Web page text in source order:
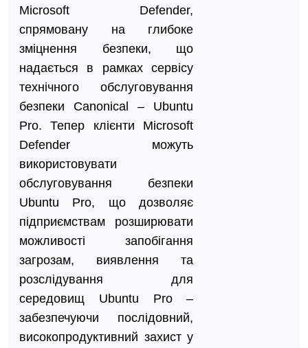
Microsoft Defender,
спрямовану на глибоке
зміцнення безпеки, що
надається в рамках сервісу
технічного обслуговування
безпеки Canonical – Ubuntu
Pro. Тепер клієнти Microsoft
Defender можуть
використовувати
обслуговування безпеки
Ubuntu Pro, що дозволяє
підприємствам розширювати
можливості запобігання
загрозам, виявлення та
розслідування для
середовищ Ubuntu Pro –
забезпечуючи послідовний,
високопродуктивний захист у